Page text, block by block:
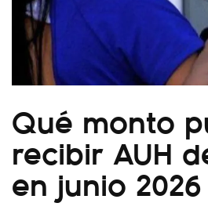
Qué monto
recibir AUH
en junio 2026